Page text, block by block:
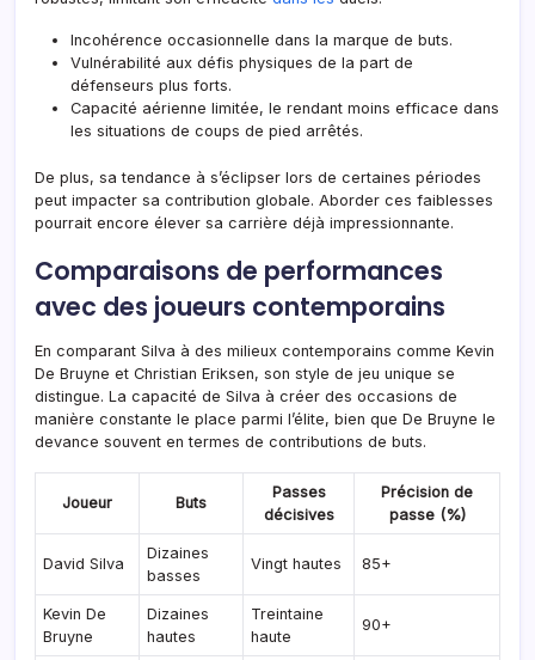
Incohérence occasionnelle dans la marque de buts.
Vulnérabilité aux défis physiques de la part de
défenseurs plus forts.
Capacité aérienne limitée, le rendant moins efficace dans
les situations de coups de pied arrêtés.
De plus, sa tendance à s’éclipser lors de certaines périodes
peut impacter sa contribution globale. Aborder ces faiblesses
pourrait encore élever sa carrière déjà impressionnante.
Comparaisons de performances
avec des joueurs contemporains
En comparant Silva à des milieux contemporains comme Kevin
De Bruyne et Christian Eriksen, son style de jeu unique se
distingue. La capacité de Silva à créer des occasions de
manière constante le place parmi l’élite, bien que De Bruyne le
devance souvent en termes de contributions de buts.
Joueur Buts
Passes
décisives
Précision de
passe (%)
David Silva
Dizaines
basses
Vingt hautes 85+
Kevin De
Bruyne
Dizaines
hautes
Treintaine
haute
90+